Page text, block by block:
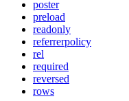
poster
preload
readonly
referrerpolicy
rel
required
reversed
rows